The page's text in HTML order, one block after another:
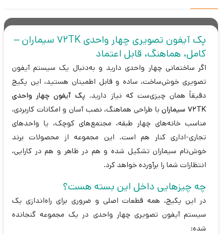
پک آیفون تصویری چهار واحدی 72TK سیماران –
کامل، هماهنگ، قابل اعتماد
اگر ساختمانی چهار واحدی دارید و به‌دنبال یک سیستم آیفون
تصویری خوش‌ساخت، ساده و قابل اطمینان هستید، این پکیج
دقیقاً همان چیزی‌ست که نیاز دارید. پک آیفون چهار واحدی
72TK سیماران
با طراحی هماهنگ، نصب آسان و امکانات کاربردی،
مناسب خانه‌های چهار طبقه، مجتمع‌های کوچک، یا واحدهای
تجاری-اداری کنار هم است. این مجموعه از محصولات برند
خوش‌نام سیماران تشکیل شده و هم در ظاهر و هم در کارایی،
انتظارات شما را برآورده خواهد کرد.
چه چیزهایی داخل این بسته هست؟
در این پکیج، همه قطعات اصلی و ضروری برای راه‌اندازی یک
سیستم آیفون تصویری چهار واحدی در یک مجموعه گنجانده
شده: